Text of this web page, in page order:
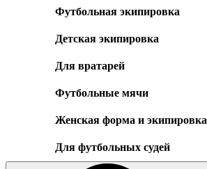
Футбольная экипировка
Детская экипировка
Для вратарей
Футбольные мячи
Женская форма и экипировка
Для футбольных судей